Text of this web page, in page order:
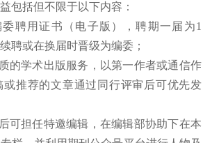
包括但不限于以下内容：
聘用证书（电子版），聘期一届为1
聘或在换届时晋级为编委；
的学术出版服务，以第一作者或通信作
或推荐的文章通过同行评审后可优先发
可担任特邀编辑，在编辑部协助下在本